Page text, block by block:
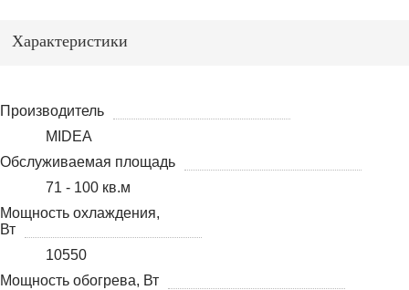
Характеристики
Производитель
MIDEA
Обслуживаемая площадь
71 - 100 кв.м
Мощность охлаждения,
Вт
10550
Мощность обогрева, Вт